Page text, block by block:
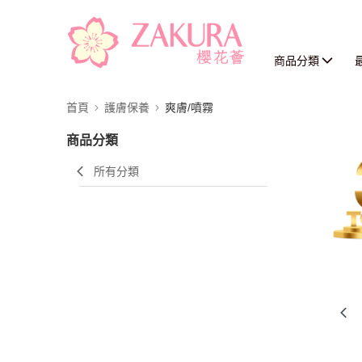
商品分類
首頁 護膚保養 爽膚/噴霧
商品分類
所有分類